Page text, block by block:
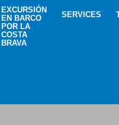
EXCURSIÓN
EN BARCO
POR LA
COSTA
BRAVA
SERVICES